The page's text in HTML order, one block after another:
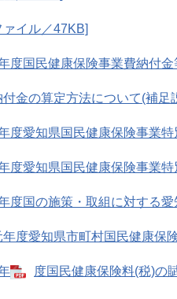
イル／47KB]
度国民健康保険事業費納付
付金の算定方法について(補
度愛知県国民健康保険事業
度愛知県国民健康保険事業
度国の施策・取組に対する
年度愛知県市町村国民健康
度国民健康保険料(税)の